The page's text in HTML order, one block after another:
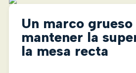
Un marco
mantener la
la mesa recta